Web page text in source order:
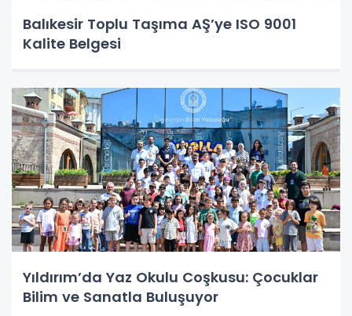
Balıkesir Toplu Taşıma AŞ’ye ISO 9001
Kalite Belgesi
Yıldırım’da Yaz Okulu Coşkusu: Çocuklar
Bilim ve Sanatla Buluşuyor